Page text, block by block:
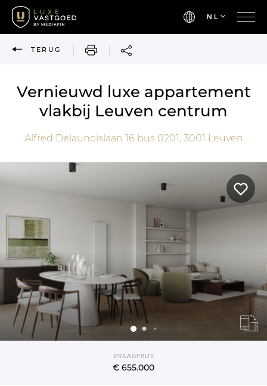
NL
TERUG AFDRUKKEN
Vernieuwd luxe appartement
vlakbij Leuven centrum
Alfred Delaunoislaan 16 bus 0201, 3001 Leuven
VRAAGPRIJS
€ 655.000